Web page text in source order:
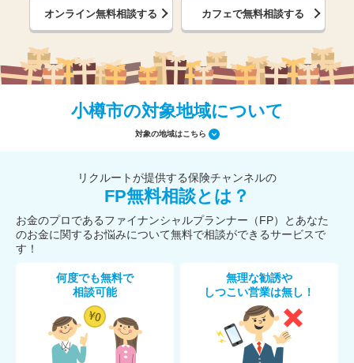
オンライン無料相談する カフェで無料相談する
小樽市の対象地域について
対象の地域はこちら
リクルートが提供する保険チャンネルの
FP無料相談とは？
お金のプロであるファイナンシャルプランナー（FP）とあなた
のお金に関するお悩みについて無料で相談ができるサービスで
す！
何度でも無料で
相談可能
無理な勧誘や
しつこい営業は無し！